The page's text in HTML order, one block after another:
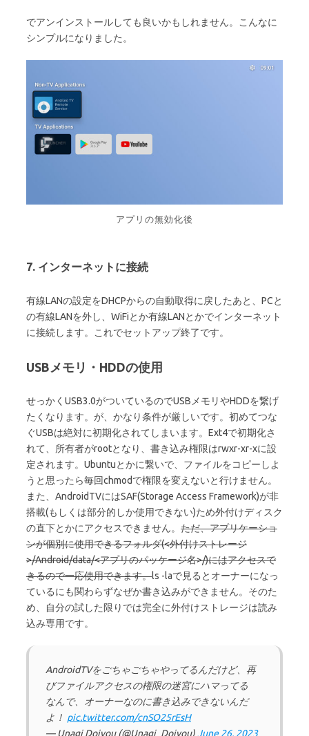
でアンインストールしても良いかもしれません。こんなに
シンプルになりました。
アプリの無効化後
7. インターネットに接続
有線LANの設定をDHCPからの自動取得に戻したあと、PCと
の有線LANを外し、WiFiとか有線LANとかでインターネット
に接続します。これでセットアップ終了です。
USBメモリ・HDDの使用
せっかくUSB3.0がついているのでUSBメモリやHDDを繋げ
たくなります。が、かなり条件が厳しいです。初めてつな
ぐUSBは絶対に初期化されてしまいます。Ext4で初期化さ
れて、所有者がrootとなり、書き込み権限はrwxr-xr-xに設
定されます。Ubuntuとかに繋いで、ファイルをコピーしよ
うと思ったら毎回chmodで権限を変えないと行けません。
また、AndroidTVにはSAF(Storage Access Framework)が非
搭載(もしくは部分的しか使用できない)ため外付けディスク
の直下とかにアクセスできません。 ただ、アプリケーショ
ンが個別に使用できるフォルダ(<外付けストレージ
>/Android/data/<アプリのパッケージ名>/)にはアクセスで
きるので一応使用できます。ls -laで見るとオーナーになっ
ているにも関わらずなぜか書き込みができません。そのた
め、自分の試した限りでは完全に外付けストレージは読み
込み専用です。
AndroidTVをごちゃごちゃやってるんだけど、再
びファイルアクセスの権限の迷宮にハマってる
なんで、オーナーなのに書き込みできないんだ
よ！ pic.twitter.com/cnSO25rEsH
— Unagi Dojyou (@Unagi_Dojyou)June 26, 2023